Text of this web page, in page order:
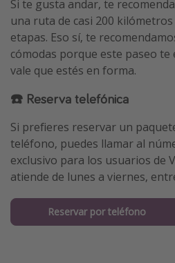
Si te gusta andar, te
una ruta de casi 200
etapas. Eso sí, te
cómodas porque este paseo
vale que estés en forma.
☎️ Reserva telefónica
Si prefieres reservar un
teléfono, puedes llamar al
exclusivo para los usuarios de
atiende de lunes a viernes,
Reservar por teléfono